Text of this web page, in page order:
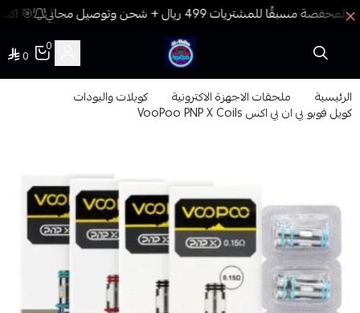
🎯
فيب المدينة
0
0
الرئيسية ملحقات الاجهزة الاكترونية كويلات والبودات
كويل فوبو بي ان بي اكس VooPoo PNP X Coils